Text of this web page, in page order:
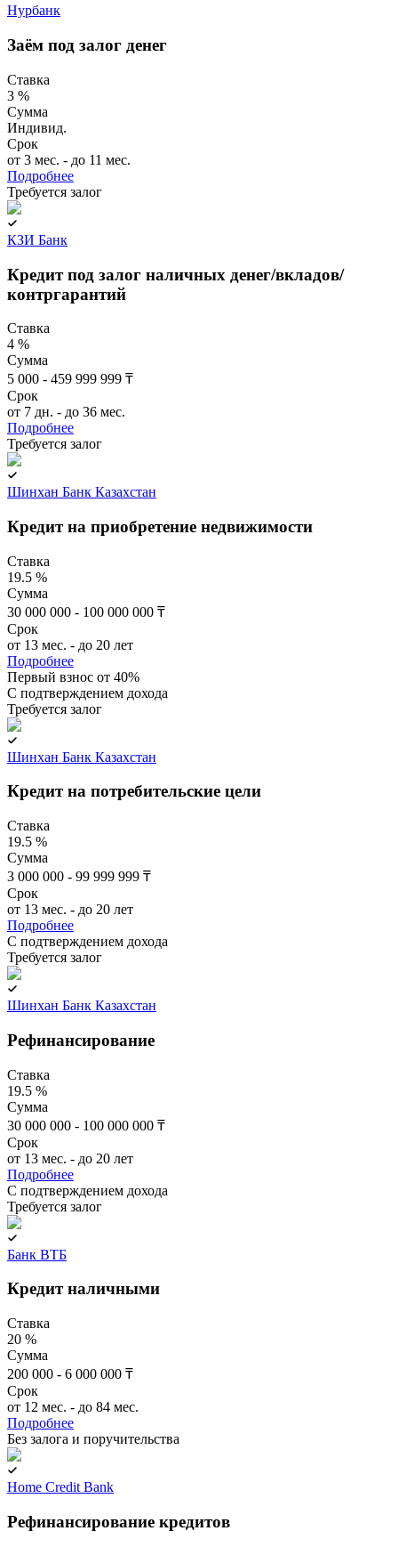
Нурбанк
Заём под залог денег
Ставка
3 %
Сумма
Индивид.
Срок
от 3 мес. - до 11 мес.
Подробнее
Требуется залог
КЗИ Банк
Кредит под залог наличных денег/вкладов/
контргарантий
Ставка
4 %
Сумма
5 000 - 459 999 999 ₸
Срок
от 7 дн. - до 36 мес.
Подробнее
Требуется залог
Шинхан Банк Казахстан
Кредит на приобретение недвижимости
Ставка
19.5 %
Сумма
30 000 000 - 100 000 000 ₸
Срок
от 13 мес. - до 20 лет
Подробнее
Первый взнос от 40%
C подтверждением дохода
Требуется залог
Шинхан Банк Казахстан
Кредит на потребительские цели
Ставка
19.5 %
Сумма
3 000 000 - 99 999 999 ₸
Срок
от 13 мес. - до 20 лет
Подробнее
C подтверждением дохода
Требуется залог
Шинхан Банк Казахстан
Рефинансирование
Ставка
19.5 %
Сумма
30 000 000 - 100 000 000 ₸
Срок
от 13 мес. - до 20 лет
Подробнее
C подтверждением дохода
Требуется залог
Банк ВТБ
Кредит наличными
Ставка
20 %
Сумма
200 000 - 6 000 000 ₸
Срок
от 12 мес. - до 84 мес.
Подробнее
Без залога и поручительства
Home Credit Bank
Рефинансирование кредитов